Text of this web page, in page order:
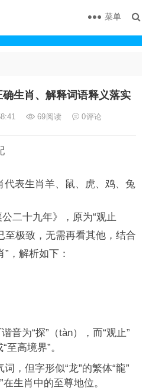
菜单
生肖、解释词语释义落实
69阅读 0评论
代表生肖羊、鼠、虎、鸡、兔
二十九年》，原为“观止
至极致，无需再看其他，结合
，解析如下：
音为“探”（tàn），而“观止”
至高境界”。
，但字形似“龙”的繁体“龍”
生肖中的至尊地位。